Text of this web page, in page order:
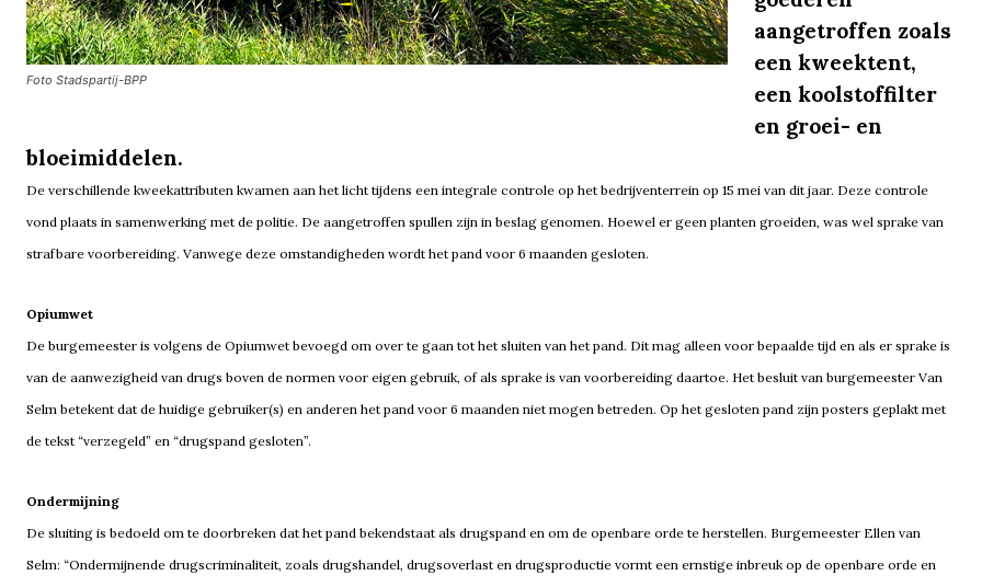
Foto Stadspartij-BPP
aangetroffen zoals
een kweektent,
een koolstoffilter
en groei- en
bloeimiddelen.
De verschillende kweekattributen kwamen aan het licht tijdens een integrale controle op het bedrijventerrein op 15 mei van dit jaar. Deze controle
vond plaats in samenwerking met de politie. De aangetroffen spullen zijn in beslag genomen. Hoewel er geen planten groeiden, was wel sprake van
strafbare voorbereiding. Vanwege deze omstandigheden wordt het pand voor 6 maanden gesloten.
Opiumwet
De burgemeester is volgens de Opiumwet bevoegd om over te gaan tot het sluiten van het pand. Dit mag alleen voor bepaalde tijd en als er sprake is
van de aanwezigheid van drugs boven de normen voor eigen gebruik, of als sprake is van voorbereiding daartoe. Het besluit van burgemeester Van
Selm betekent dat de huidige gebruiker(s) en anderen het pand voor 6 maanden niet mogen betreden. Op het gesloten pand zijn posters geplakt met
de tekst “verzegeld” en “drugspand gesloten”.
Ondermijning
De sluiting is bedoeld om te doorbreken dat het pand bekendstaat als drugspand en om de openbare orde te herstellen. Burgemeester Ellen van
Selm: “Ondermijnende drugscriminaliteit, zoals drugshandel, drugsoverlast en drugsproductie vormt een ernstige inbreuk op de openbare orde en